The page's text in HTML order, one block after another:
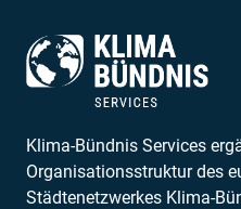
Klima-Bündnis Services
Organisationsstruktur des
Städtenetzwerkes Klima-